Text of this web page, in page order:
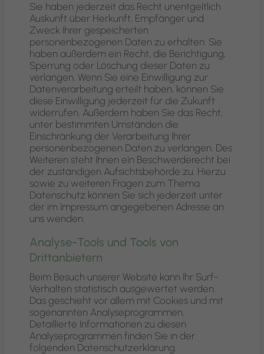
Sie haben jederzeit das Recht unentgeltlich
Auskunft über Herkunft, Empfänger und
Zweck Ihrer gespeicherten
personenbezogenen Daten zu erhalten. Sie
haben außerdem ein Recht, die Berichtigung,
Sperrung oder Löschung dieser Daten zu
verlangen. Wenn Sie eine Einwilligung zur
Datenverarbeitung erteilt haben, können Sie
diese Einwilligung jederzeit für die Zukunft
widerrufen. Außerdem haben Sie das Recht,
unter bestimmten Umständen die
Einschränkung der Verarbeitung Ihrer
personenbezogenen Daten zu verlangen. Des
Weiteren steht Ihnen ein Beschwerderecht bei
der zuständigen Aufsichtsbehörde zu. Hierzu
sowie zu weiteren Fragen zum Thema
Datenschutz können Sie sich jederzeit unter
der im Impressum angegebenen Adresse an
uns wenden.
Analyse-Tools und Tools von
Drittanbietern
Beim Besuch unserer Website kann Ihr Surf-
Verhalten statistisch ausgewertet werden.
Das geschieht vor allem mit Cookies und mit
sogenannten Analyseprogrammen.
Detaillierte Informationen zu diesen
Analyseprogrammen finden Sie in der
folgenden Datenschutzerklärung.